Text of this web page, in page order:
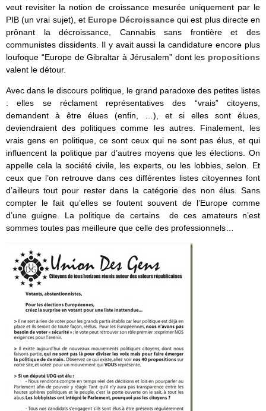
veut revisiter la notion de croissance mesurée uniquement par le
PIB (un vrai sujet), et Europe Décroissance qui est plus directe en
prônant la décroissance, Cannabis sans frontière et des
communistes dissidents. Il y avait aussi la candidature encore plus
loufoque “Europe de Gibraltar à Jérusalem” dont les propositions
valent le détour.
Avec dans le discours politique, le grand paradoxe des petites listes
: elles se réclament représentatives des “vrais” citoyens,
demandent à être élues (enfin, …), et si elles sont élues,
deviendraient des politiques comme les autres. Finalement, les
vrais gens en politique, ce sont ceux qui ne sont pas élus, et qui
influencent la politique par d’autres moyens que les élections. On
appelle cela la société civile, les experts, ou les lobbies, selon. Et
ceux que l’on retrouve dans ces différentes listes citoyennes font
d’ailleurs tout pour rester dans la catégorie des non élus. Sans
compter le fait qu’elles se foutent souvent de l’Europe comme
d’une guigne. La politique de certains de ces amateurs n’est
sommes toutes pas meilleure que celle des professionnels…